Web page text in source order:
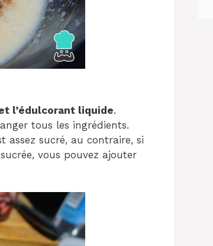
l’édulcorant liquide.
tous les ingrédients.
assez sucré, au contraire, si
vous pouvez ajouter